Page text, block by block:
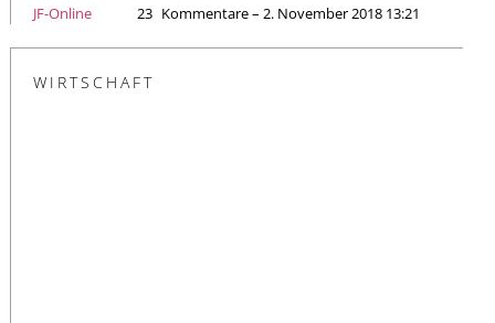
JF-Online 23 Kommentare – 2. November 2018 13:21
WIRTSCHAFT